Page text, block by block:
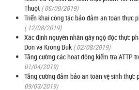
Thuột ( 05/09/2019)
Triển khai công tác bảo đảm an toàn thực
( 12/08/2019)
Xác định nguyên nhân gây ngộ độc thực
Đôn và Krông Búk ( 02/08/2019)
Tăng cường các hoạt động kiểm tra ATTP
01/04/2019)
Tăng cường đảm bảo an toàn vệ sinh thực
09/03/2019)